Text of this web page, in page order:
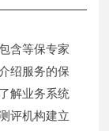
含等保专家
绍服务的保
解业务系统
评机构建立